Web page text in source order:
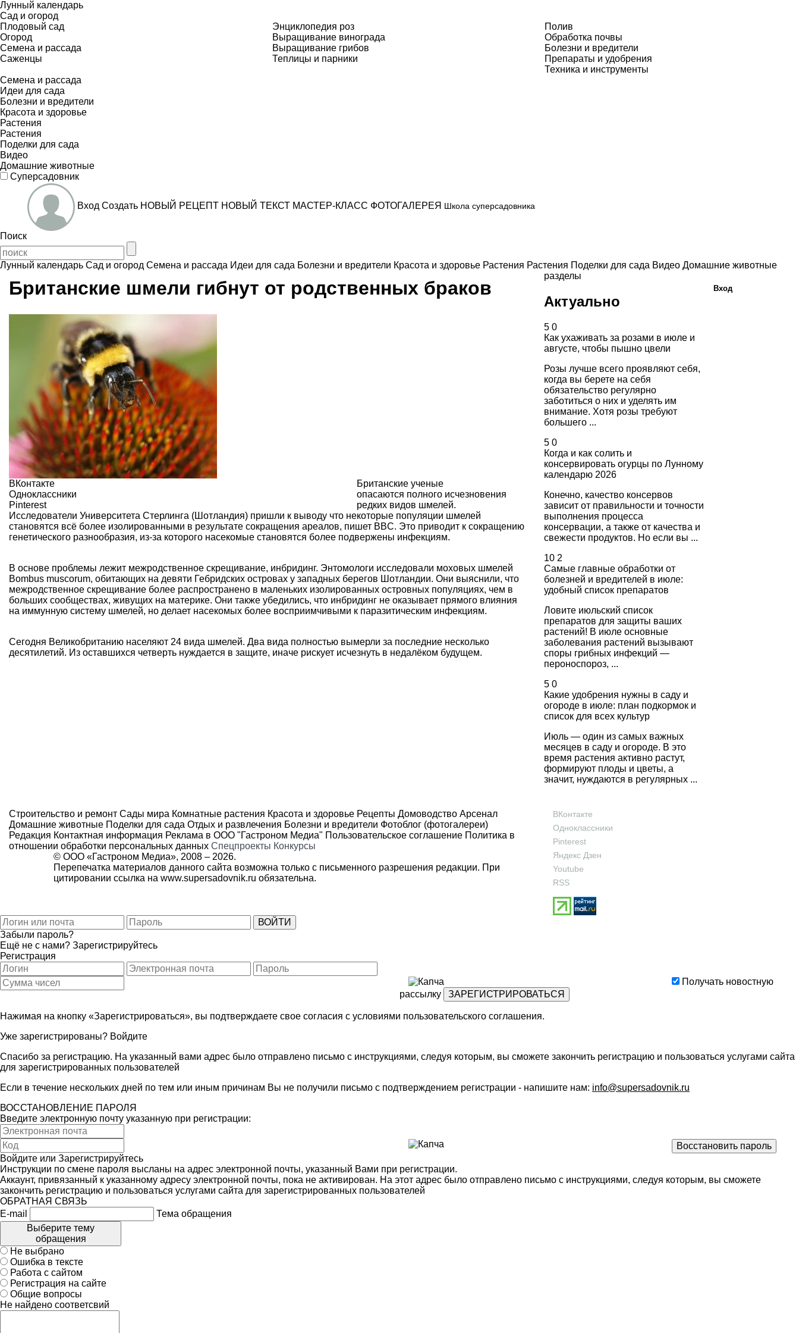
Лунный календарь
Сад и огород
Плодовый сад
Огород
Семена и рассада
Саженцы
Энциклопедия роз
Выращивание винограда
Выращивание грибов
Теплицы и парники
Полив
Обработка почвы
Болезни и вредители
Препараты и удобрения
Техника и инструменты
Семена и рассада
Идеи для сада
Болезни и вредители
Красота и здоровье
Растения
Растения
Поделки для сада
Видео
Домашние животные
Суперсадовник
Вход Создать НОВЫЙ РЕЦЕПТ НОВЫЙ ТЕКСТ МАСТЕР-КЛАСС ФОТОГАЛЕРЕЯ Школа суперсадовника
Поиск
Лунный календарь Сад и огород Семена и рассада Идеи для сада Болезни и вредители Красота и здоровье Растения Растения Поделки для сада Видео Домашние животные
Британские шмели гибнут от родственных браков
ВКонтакте
Одноклассники
Pinterest
Британские ученые
опасаются полного исчезновения
редких видов шмелей.
Исследователи Университета Стерлинга (Шотландия) пришли к выводу что некоторые популяции шмелей
становятся всё более изолированными в результате сокращения ареалов, пишет BBC. Это приводит к сокращению
генетического разнообразия, из-за которого насекомые становятся более подвержены инфекциям.
В основе проблемы лежит межродственное скрещивание, инбридинг. Энтомологи исследовали моховых шмелей
Bombus muscorum, обитающих на девяти Гебридских островах у западных берегов Шотландии. Они выяснили, что
межродственное скрещивание более распространено в маленьких изолированных островных популяциях, чем в
больших сообществах, живущих на материке. Они также убедились, что инбридинг не оказывает прямого влияния
на иммунную систему шмелей, но делает насекомых более восприимчивыми к паразитическим инфекциям.
Сегодня Великобританию населяют 24 вида шмелей. Два вида полностью вымерли за последние несколько
десятилетий. Из оставшихся четверть нуждается в защите, иначе рискует исчезнуть в недалёком будущем.
разделы
Актуально
5 0
Как ухаживать за розами в июле и
августе, чтобы пышно цвели
Розы лучше всего проявляют себя,
когда вы берете на себя
обязательство регулярно
заботиться о них и уделять им
внимание. Хотя розы требуют
большего ...
5 0
Когда и как солить и
консервировать огурцы по Лунному
календарю 2026
Конечно, качество консервов
зависит от правильности и точности
выполнения процесса
консервации, а также от качества и
свежести продуктов. Но если вы ...
10 2
Самые главные обработки от
болезней и вредителей в июле:
удобный список препаратов
Ловите июльский список
препаратов для защиты ваших
растений! В июле основные
заболевания растений вызывают
споры грибных инфекций —
пероноспороз, ...
5 0
Какие удобрения нужны в саду и
огороде в июле: план подкормок и
список для всех культур
Июль — один из самых важных
месяцев в саду и огороде. В это
время растения активно растут,
формируют плоды и цветы, а
значит, нуждаются в регулярных ...
Строительство и ремонт Сады мира Комнатные растения Красота и здоровье Рецепты Домоводство Арсенал
Домашние животные Поделки для сада Отдых и развлечения Болезни и вредители Фотоблог (фотогалереи)
Редакция Контактная информация Реклама в ООО "Гастроном Медиа" Пользовательское соглашение Политика в
отношении обработки персональных данных Спецпроекты Конкурсы
© ООО «Гастроном Медиа», 2008 – 2026.
Перепечатка материалов данного сайта возможна только с письменного разрешения редакции. При
цитировании ссылка на www.supersadovnik.ru обязательна.
ВКонтакте
Одноклассники
Pinterest
Яндекс Дзен
Youtube
RSS
Вход
Забыли пароль?
Ещё не с нами? Зарегистрируйтесь
Регистрация
Получать новостную
рассылку
Нажимая на кнопку «Зарегистрироваться», вы подтверждаете свое согласия с условиями пользовательского соглашения.
Уже зарегистрированы? Войдите
Спасибо за регистрацию. На указанный вами адрес было отправлено письмо с инструкциями, следуя которым, вы сможете закончить регистрацию и пользоваться услугами сайта
для зарегистрированных пользователей
Если в течение нескольких дней по тем или иным причинам Вы не получили письмо с подтверждением регистрации - напишите нам: info@supersadovnik.ru
ВОССТАНОВЛЕНИЕ ПАРОЛЯ
Введите электронную почту указанную при регистрации:
Войдите или Зарегистрируйтесь
Инструкции по смене пароля высланы на адрес электронной почты, указанный Вами при регистрации.
Аккаунт, привязанный к указанному адресу электронной почты, пока не активирован. На этот адрес было отправлено письмо с инструкциями, следуя которым, вы сможете
закончить регистрацию и пользоваться услугами сайта для зарегистрированных пользователей
ОБРАТНАЯ СВЯЗЬ
E-mail
Тема обращения
Выберите тему
обращения
Не выбрано
Ошибка в тексте
Работа с сайтом
Регистрация на сайте
Общие вопросы
Не найдено соответсвий